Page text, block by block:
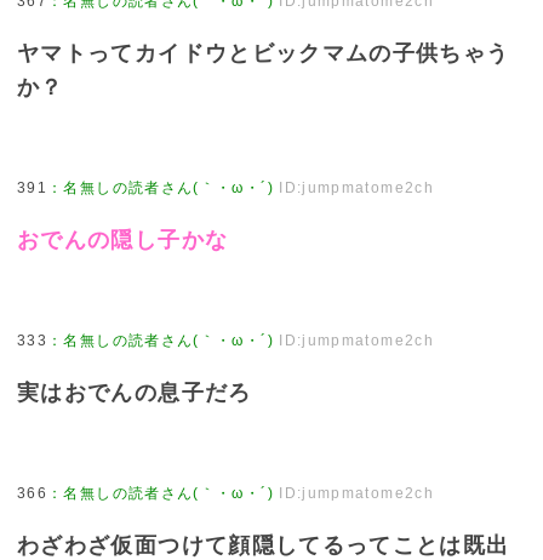
ヤマトってカイドウとビックマムの子供ちゃう
か？
391 ：名無しの読者さん(｀・ω・´) ID:jumpmatome2ch
おでんの隠し子かな
333 ：名無しの読者さん(｀・ω・´) ID:jumpmatome2ch
実はおでんの息子だろ
366 ：名無しの読者さん(｀・ω・´) ID:jumpmatome2ch
わざわざ仮面つけて顔隠してるってことは既出